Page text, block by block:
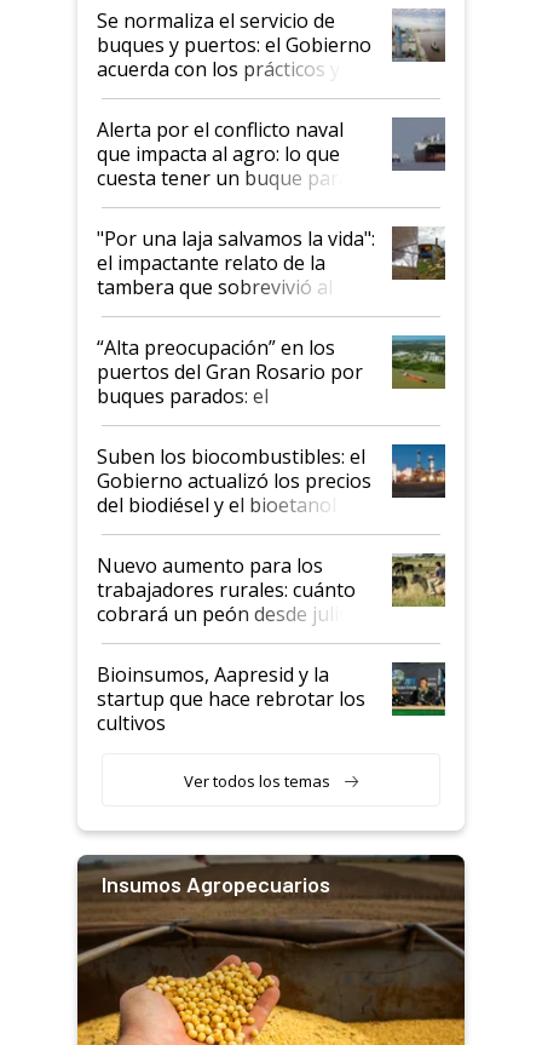
Se normaliza el servicio de
buques y puertos: el Gobierno
acuerda con los prácticos y
suspende el decreto de
desregulación
Alerta por el conflicto naval
que impacta al agro: lo que
cuesta tener un buque parado
y el peligro de que Argentina
pase a ser "país sucio"
"Por una laja salvamos la vida":
el impactante relato de la
tambera que sobrevivió al
tornado
“Alta preocupación” en los
puertos del Gran Rosario por
buques parados: el
funcionamiento de las
exportadoras en tensión tras
la medida de fuerza de los
prácticos
Suben los biocombustibles: el
Gobierno actualizó los precios
del biodiésel y el bioetanol
Nuevo aumento para los
trabajadores rurales: cuánto
cobrará un peón desde julio
Bioinsumos, Aapresid y la
startup que hace rebrotar los
cultivos
Ver todos los temas
Insumos Agropecuarios